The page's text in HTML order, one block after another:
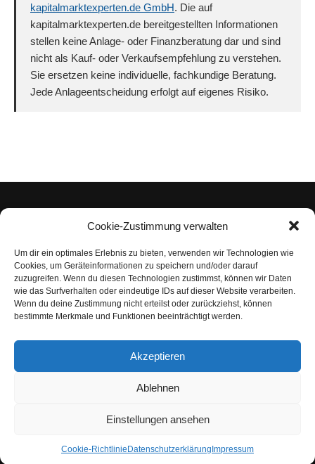
Cookie-Zustimmung verwalten
Um dir ein optimales Erlebnis zu bieten, verwenden wir Technologien wie
Cookies, um Geräteinformationen zu speichern und/oder darauf
zuzugreifen. Wenn du diesen Technologien zustimmst, können wir Daten
wie das Surfverhalten oder eindeutige IDs auf dieser Website verarbeiten.
Wenn du deine Zustimmung nicht erteilst oder zurückziehst, können
bestimmte Merkmale und Funktionen beeinträchtigt werden.
Akzeptieren
Ablehnen
Einstellungen ansehen
Cookie-Richtlinie Datenschutzerklärung Impressum
kapitalmarktexperten.de GmbH. Die auf
kapitalmarktexperten.de bereitgestellten Informationen
stellen keine Anlage- oder Finanzberatung dar und sind
nicht als Kauf- oder Verkaufsempfehlung zu verstehen.
Sie ersetzen keine individuelle, fachkundige Beratung.
Jede Anlageentscheidung erfolgt auf eigenes Risiko.
Impressum
Datenschutzerklärung
Nutzungsbedingungen | Haftungsausschluss
AGB